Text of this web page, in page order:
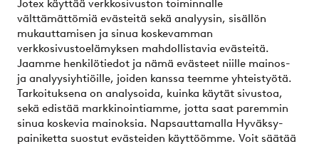
Jotex käyttää verkkosivuston toiminnalle
välttämättömiä evästeitä sekä analyysin, sisällön
mukauttamisen ja sinua koskevamman
verkkosivustoelämyksen mahdollistavia evästeitä.
Jaamme henkilötiedot ja nämä evästeet niille mainos-
ja analyysiyhtiöille, joiden kanssa teemme yhteistyötä.
Tarkoituksena on analysoida, kuinka käytät sivustoa,
sekä edistää markkinointiamme, jotta saat paremmin
sinua koskevia mainoksia. Napsauttamalla Hyväksy-
painiketta suostut evästeiden käyttöömme. Voit säätää
Ystävät
Turvalliset maksut – maksa nyt tai erissä
Haluatko tietää lisää maksuvaihtoehdoistamme?
elpy